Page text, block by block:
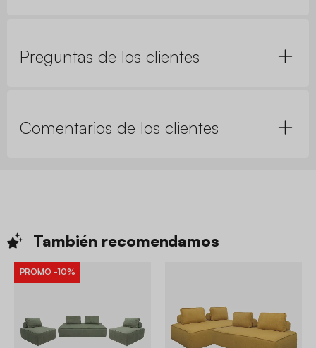
Preguntas de los clientes
Comentarios de los clientes
También recomendamos
PROMO -10%